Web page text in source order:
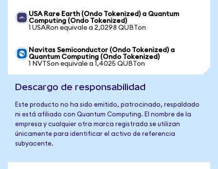
USA Rare Earth (Ondo Tokenized) a Quantum
Computing (Ondo Tokenized)
1 USARon equivale a 2,0298 QUBTon
Navitas Semiconductor (Ondo Tokenized) a
Quantum Computing (Ondo Tokenized)
1 NVTSon equivale a 1,4025 QUBTon
Descargo de responsabilidad
Este producto no ha sido emitido, patrocinado, respaldado
ni está afiliado con Quantum Computing. El nombre de la
empresa y cualquier otra marca registrada se utilizan
únicamente para identificar el activo de referencia
subyacente.